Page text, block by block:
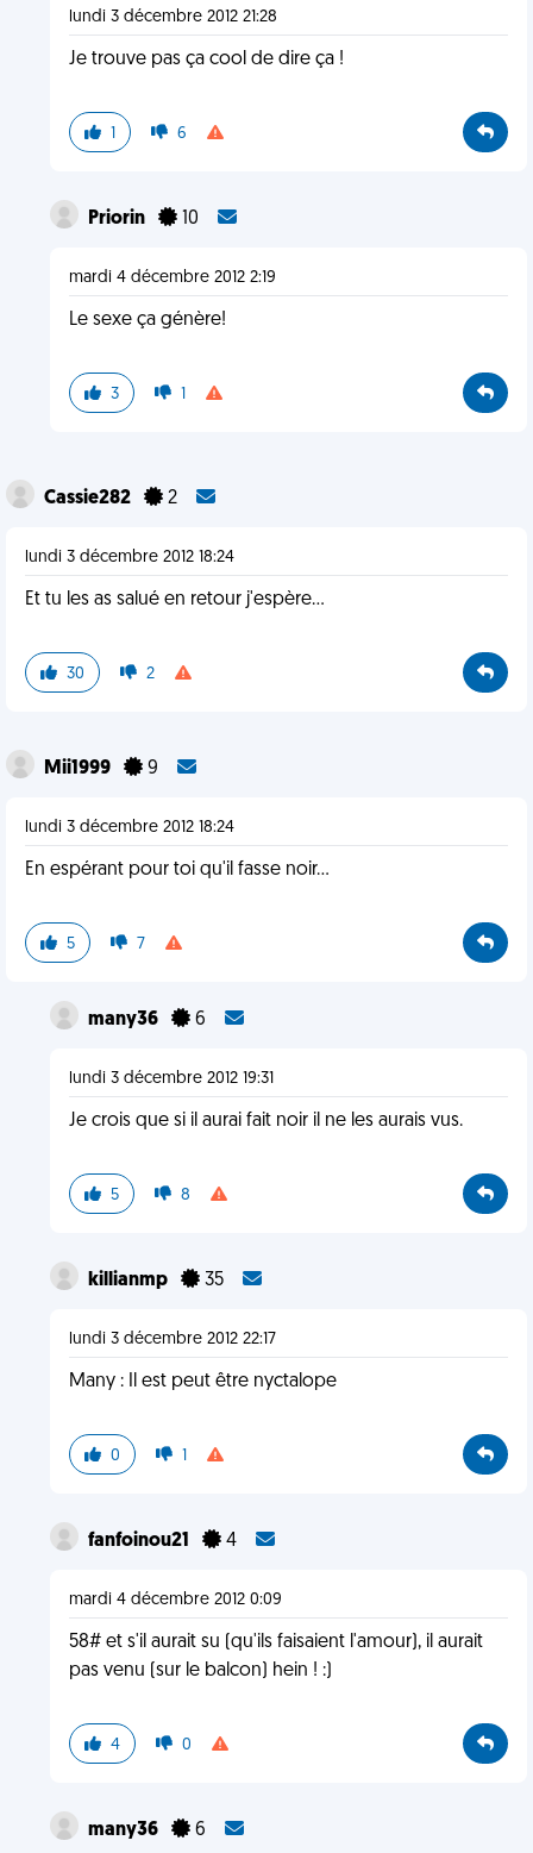
lundi 3 décembre 2012 21:28
Je trouve pas ça cool de dire ça !
1 6
Priorin 10
mardi 4 décembre 2012 2:19
Le sexe ça génère!
3 1
Cassie282 2
lundi 3 décembre 2012 18:24
Et tu les as salué en retour j'espère...
30 2
Mii1999 9
lundi 3 décembre 2012 18:24
En espérant pour toi qu'il fasse noir...
5 7
many36 6
lundi 3 décembre 2012 19:31
Je crois que si il aurai fait noir il ne les aurais vus.
5 8
killianmp 35
lundi 3 décembre 2012 22:17
Many : Il est peut être nyctalope
0 1
fanfoinou21 4
mardi 4 décembre 2012 0:09
58# et s'il aurait su (qu'ils faisaient l'amour), il aurait
pas venu (sur le balcon) hein ! :)
4 0
many36 6